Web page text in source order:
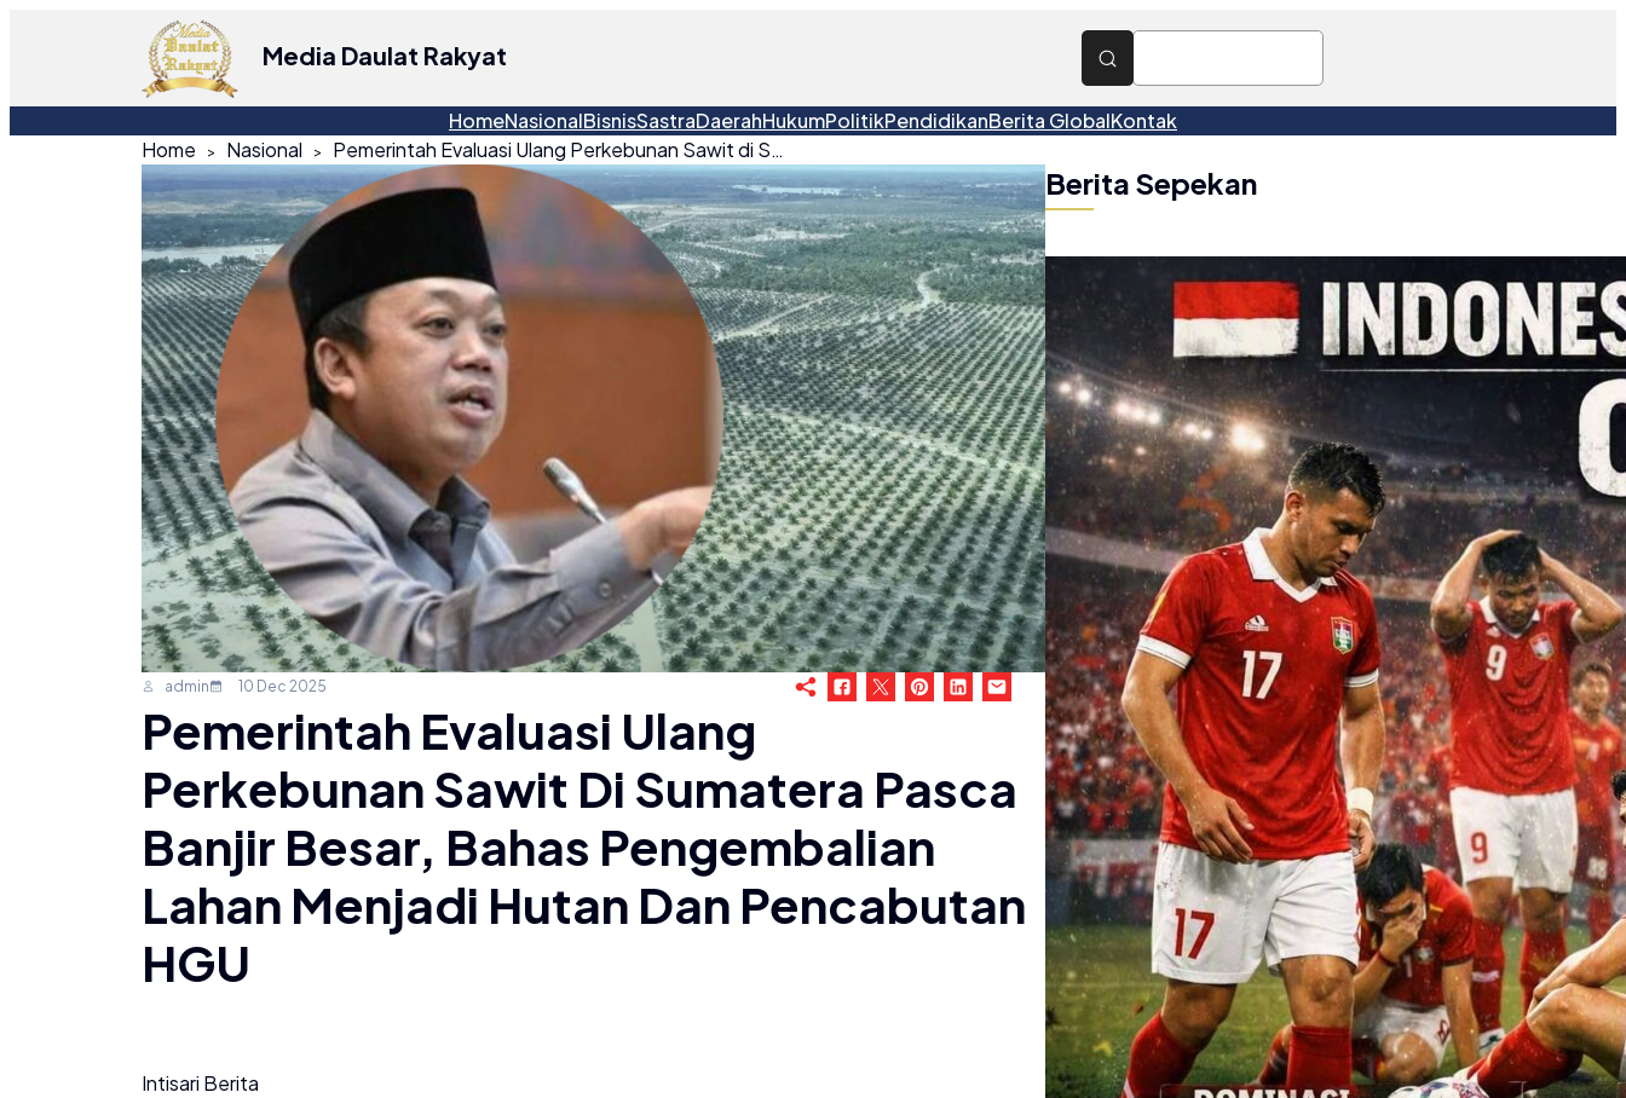
Media Daulat Rakyat
HomeNasionalBisnisSastraDaerahHukumPolitikPendidikanBerita GlobalKontak
Home
Nasional Pemerintah Evaluasi Ulang Perkebunan Sawit di Sumatera Pasca Banjir Besar, Bahas Pengembalian Lahan Menjadi Hutan dan Pencabutan HGU
admin 10 Dec 2025
Pemerintah Evaluasi Ulang
Perkebunan Sawit Di Sumatera Pasca
Banjir Besar, Bahas Pengembalian
Lahan Menjadi Hutan Dan Pencabutan
HGU
Intisari Berita
Berita Sepekan